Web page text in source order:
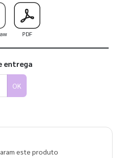
PDF
entrega
OK
este produto